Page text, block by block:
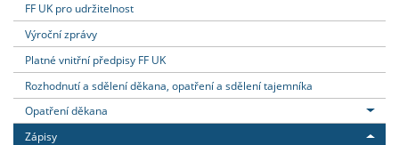
FF UK pro udržitelnost
Výroční zprávy
Platné vnitřní předpisy FF UK
Rozhodnutí a sdělení děkana, opatření a sdělení tajemníka
Opatření děkana
Zápisy